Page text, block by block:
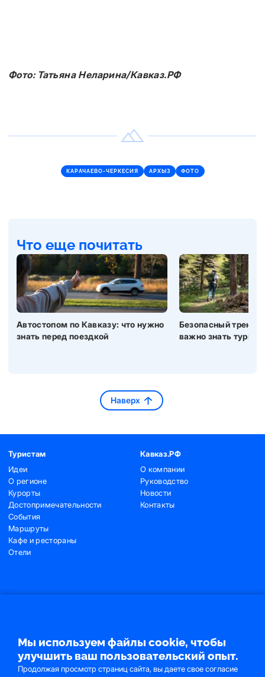
Фото: Татьяна Неларина/Кавказ.РФ
КАРАЧАЕВО-ЧЕРКЕСИЯ АРХЫЗ ФОТО
Что еще почитать
Автостопом по Кавказу: что нужно
знать перед поездкой
Безопасный
важно знать
Наверх
Туристам
Идеи
О регионе
Курорты
Достопримечательности
События
Маршруты
Кафе и рестораны
Отели
Кавказ.РФ
О компании
Руководство
Новости
Контакты
info@ncrc.ru
Мы используем файлы cookie, чтобы
улучшить ваш пользовательский опыт.
Продолжая просмотр страниц сайта, вы даете свое согласие